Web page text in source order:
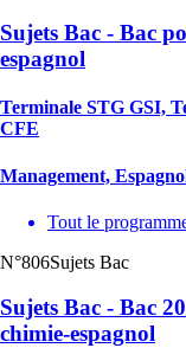
Sujets Bac - Bac
espagnol
Terminale STG GSI,
CFE
Management,
Tout le
N°806Sujets Bac
Sujets Bac - Bac
chimie-espagnol